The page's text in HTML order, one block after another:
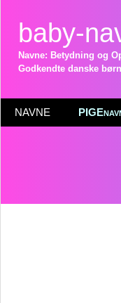
baby-
Navne: Betydning og
Godkendte danske
NAVNE